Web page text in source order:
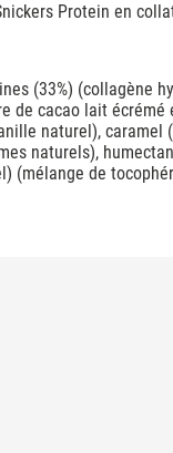
Protein en
(33%) (collagène
de cacao lait
naturel), caramel
naturels),
(mélange de